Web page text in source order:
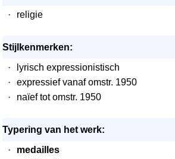
· religie
Stijlkenmerken:
·
lyrisch expressionistisch
·
expressief vanaf omstr. 1950
·
naïef tot omstr. 1950
Typering van het werk:
·
medailles